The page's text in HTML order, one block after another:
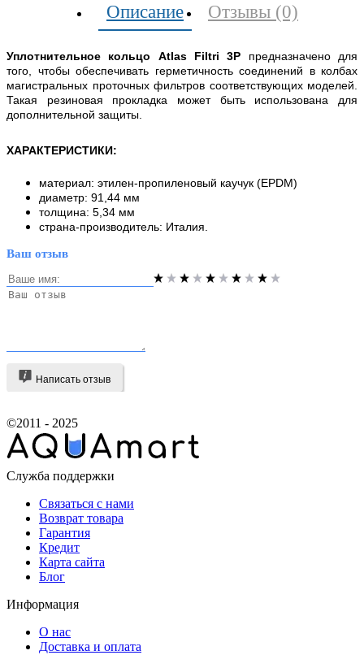
Описание Отзывы (0)
Уплотнительное кольцо Atlas Filtri 3P предназначено для
того, чтобы обеспечивать герметичность соединений в колбах
магистральных проточных фильтров соответствующих моделей.
Такая резиновая прокладка может быть использована для
дополнительной защиты.
ХАРАКТЕРИСТИКИ:
материал: этилен-пропиленовый каучук (EPDM)
диаметр: 91,44 мм
толщина: 5,34 мм
страна-производитель: Италия.
Ваш отзыв
Написать отзыв
©2011 - 2025
Служба поддержки
Связаться с нами
Возврат товара
Гарантия
Кредит
Карта сайта
Блог
Информация
О нас
Доставка и оплата